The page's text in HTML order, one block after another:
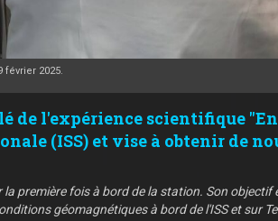
2025.
de l'expérience scientifique
(ISS) et vise à obtenir de
première fois à bord de la station. Son objectif
géomagnétiques à bord de l'ISS et sur